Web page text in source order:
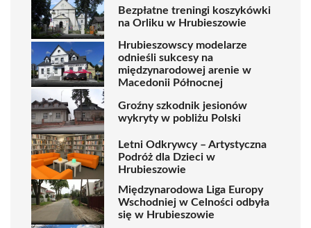
Bezpłatne treningi koszykówki
na Orliku w Hrubieszowie
Hrubieszowscy modelarze
odnieśli sukcesy na
międzynarodowej arenie w
Macedonii Północnej
Groźny szkodnik jesionów
wykryty w pobliżu Polski
Letni Odkrywcy – Artystyczna
Podróż dla Dzieci w
Hrubieszowie
Międzynarodowa Liga Europy
Wschodniej w Celności odbyła
się w Hrubieszowie